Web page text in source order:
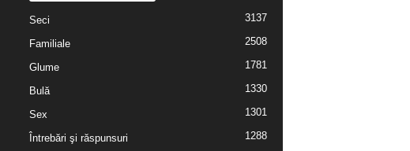
Seci 3137
Familiale 2508
Glume 1781
Bulă 1330
Sex 1301
Întrebări şi răspunsuri 1288